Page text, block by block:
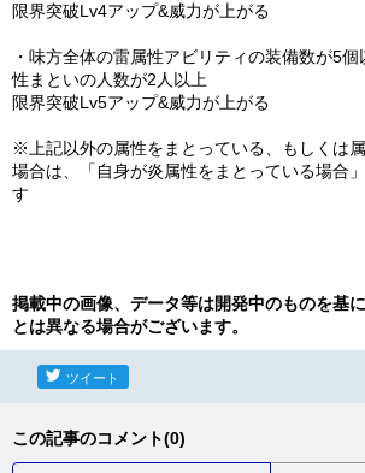
限界突破Lv4アップ&威力が上がる
・味方全体の雷属性アビリティの装備数が5
性まといの人数が2人以上
限界突破Lv5アップ&威力が上がる
※上記以外の属性をまとっている、もしくは
場合は、「自身が炎属性をまとっている場合
す
掲載中の画像、データ等は開発中のものを基
とは異なる場合がございます。
ツイート
この記事のコメント(0)